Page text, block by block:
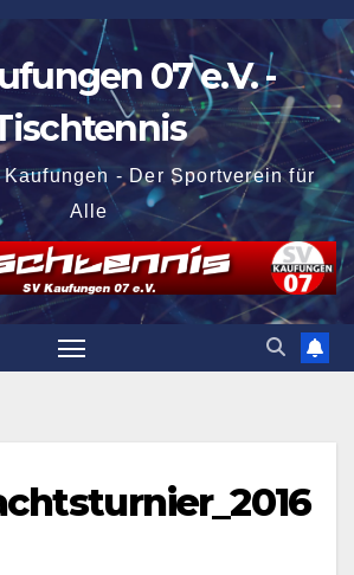
07 e.V. -
- Der Sportverein für
Alle